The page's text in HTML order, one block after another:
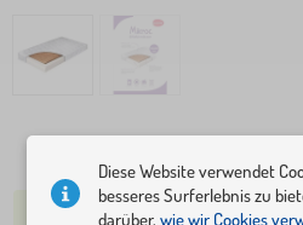
Diese Website verwendet
besseres Surferlebnis zu
darüber,wie wir Cookies